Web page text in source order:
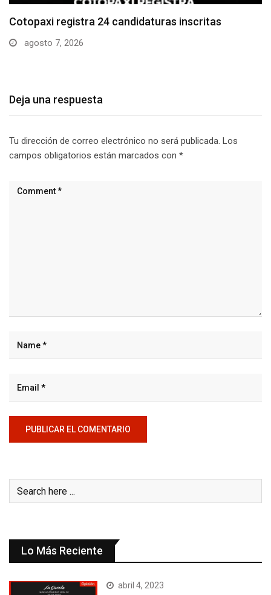
Parque Nacional Cotopaxi espera alta afluencia de
visitantes…
Deja una respuesta
Tu dirección de correo electrónico no será publicada. Los
campos obligatorios están marcados con *
Lo Más Reciente
abril 4, 2023